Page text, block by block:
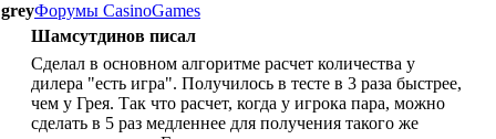
greyФорумы CasinoGames
Шамсутдинов писал
Сделал в основном алгоритме расчет количества у
дилера "есть игра". Получилось в тесте в 3 раза быстрее,
чем у Грея. Так что расчет, когда у игрока пара, можно
сделать в 5 раз медленнее для получения такого же